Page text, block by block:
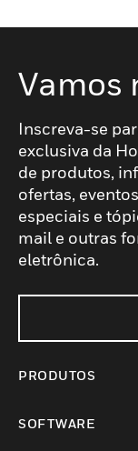
Vamos
Inscreva-se
exclusiva da
de produtos,
ofertas,
especiais e
mail e outras
eletrônica.
PRODUTOS
SOFTWARE